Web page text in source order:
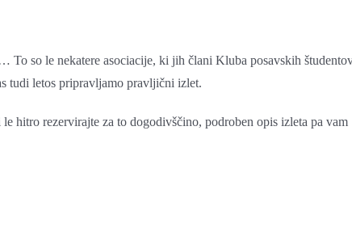
To so le nekatere asociacije, ki jih člani Kluba posavskih
tudi letos pripravljamo pravljični izlet.
hitro rezervirajte za to dogodivščino, podroben opis izleta pa vam